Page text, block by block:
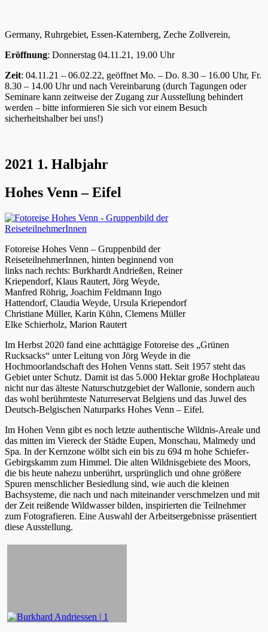
Germany, Ruhrgebiet, Essen-Katernberg, Zeche Zollverein,
Eröffnung: Donnerstag 04.11.21, 19.00 Uhr
Zeit: 04.11.21 – 06.02.22, geöffnet Mo. – Do. 8.30 – 16.00 Uhr, Fr.
8.30 – 14.00 Uhr und nach Vereinbarung (durch Tagungen oder
Seminare kann zeitweise der Zugang zur Ausstellung behindert
werden – bitte informieren Sie sich vor einem Besuch
sicherheitshalber bei uns!)
2021 1. Halbjahr
Hohes Venn – Eifel
Fotoreise Hohes Venn – Gruppenbild der
ReiseteilnehmerInnen, hinten beginnend von
links nach rechts: Burkhardt Andrießen, Reiner
Kriependorf, Klaus Rautert, Jörg Weyde,
Manfred Röhrig, Joachim Feldmann Ingo
Hattendorf, Claudia Weyde, Ursula Kriependorf
Christiane Müller, Karin Kühn, Clemens Müller
Elke Schierholz, Marion Rautert
Im Herbst 2020 fand eine achttägige Fotoreise des „Grünen
Rucksacks“ unter Leitung von Jörg Weyde in die
Hochmoorlandschaft des Hohen Venns statt. Seit 1957 steht das
Gebiet unter Schutz. Damit ist das 5.000 Hektar große Hochplateau
nicht nur das älteste Naturschutzgebiet der Wallonie, sondern auch
das wohl berühmteste Naturreservat Belgiens und das Juwel des
Deutsch-Belgischen Naturparks Hohes Venn – Eifel.
Im Hohen Venn gibt es noch letzte authentische Wildnis-Areale und
das mitten im Viereck der Städte Eupen, Monschau, Malmedy und
Spa. In der Kernzone wölbt sich ein bis zu 694 m hohe Schiefer-
Gebirgskamm zum Himmel. Die alten Wildnisgebiete des Moors,
die bis heute nahezu unberührt, ursprünglich und ohne größere
Spuren menschlicher Besiedlung sind, wie auch die kleinen
Bachsysteme, die nach und nach miteinander verschmelzen und mit
der Zeit reißende Wildwasser bilden, inspirierten die Teilnehmer
zum Fotografieren. Eine Auswahl der Arbeitsergebnisse präsentiert
diese Ausstellung.